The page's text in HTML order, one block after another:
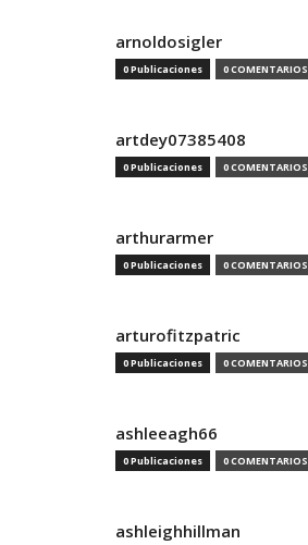
arnoldosigler
0 Publicaciones 0 COMENTARIOS
artdey07385408
0 Publicaciones 0 COMENTARIOS
arthurarmer
0 Publicaciones 0 COMENTARIOS
arturofitzpatric
0 Publicaciones 0 COMENTARIOS
ashleeagh66
0 Publicaciones 0 COMENTARIOS
ashleighhillman